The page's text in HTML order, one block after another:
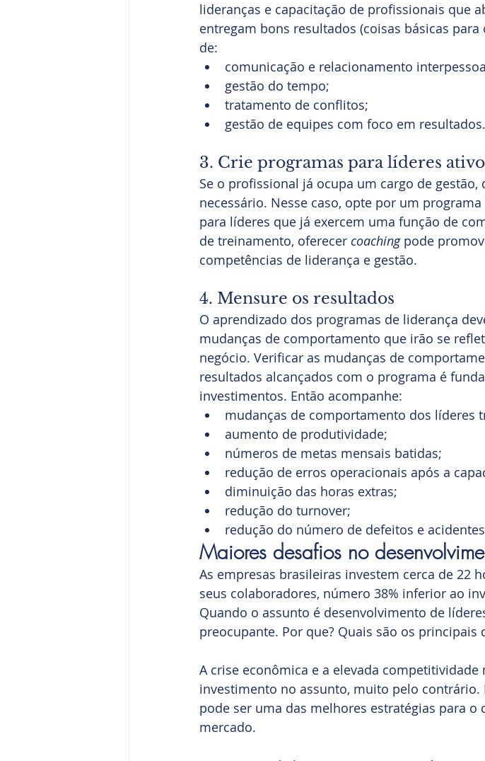
lideranças e capacitação de profissionais que
entregam bons resultados (coisas básicas
de:
comunicação e relacionamento
gestão do tempo;
tratamento de conflitos;
gestão de equipes com foco em resultados.
3. Crie programas para líderes
Se o profissional já ocupa um cargo de
necessário. Nesse caso, opte por um
para líderes que já exercem uma função de
de treinamento, oferecer coaching pode
competências de liderança e gestão.
4. Mensure os resultados
O aprendizado dos programas de liderança
mudanças de comportamento que irão se
negócio. Verificar as mudanças de
resultados alcançados com o programa é
investimentos. Então acompanhe:
mudanças de comportamento dos líderes
aumento de produtividade;
números de metas mensais batidas;
redução de erros operacionais após a
diminuição das horas extras;
redução do turnover;
redução do número de defeitos e
Maiores desafios no
As empresas brasileiras investem cerca de 22
seus colaboradores, número 38% inferior ao
Quando o assunto é desenvolvimento de
preocupante. Por que? Quais são os principais
A crise econômica e a elevada
investimento no assunto, muito pelo
pode ser uma das melhores estratégias para
mercado.